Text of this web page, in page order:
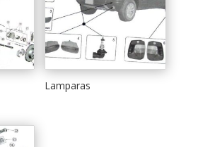
Lamparas